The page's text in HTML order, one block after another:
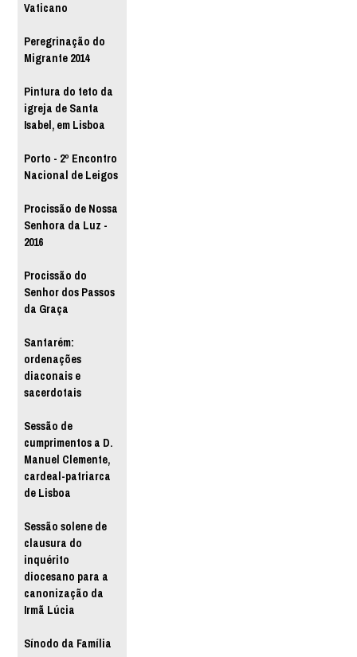
Vaticano
Peregrinação do
Migrante 2014
Pintura do teto da
igreja de Santa
Isabel, em Lisboa
Porto - 2º Encontro
Nacional de Leigos
Procissão de Nossa
Senhora da Luz -
2016
Procissão do
Senhor dos Passos
da Graça
Santarém:
ordenações
diaconais e
sacerdotais
Sessão de
cumprimentos a D.
Manuel Clemente,
cardeal-patriarca
de Lisboa
Sessão solene de
clausura do
inquérito
diocesano para a
canonização da
Irmã Lúcia
Sínodo da Família